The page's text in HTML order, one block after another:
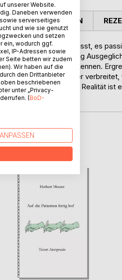
passieren, nicht bewusst, es
Lebens geht in Richtung
des Lebens zu erkennen.
Lügen, immer wieder
nimmt diese auf, und Realität ist
PRESSESTIMMEN
BEIBoD
unserer Website.
Daneben verwenden
serverseitiges
und wie sie genutzt
und setzen
ein, wodurch ggf.
IP-Adressen sowie
Seite betten wir zudem
Wir haben auf die
den Drittanbieter
beschriebenen
unter „Privacy-
(BoD-
ANPASSEN